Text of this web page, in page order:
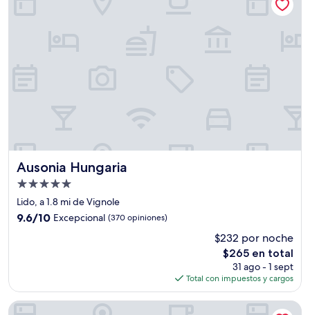
Ausonia Hungaria
Ausonia Hungaria
Propiedad
de
5.0
estrellas
Lido, a 1.8 mi de Vignole
9.6
9.6/10 Excepcional (370 opiniones)
$232 por noche
El
precio
actual
es
de
$265 en total
31 ago - 1 sept
Total con impuestos y cargos
Hotel Al Nuovo Teson